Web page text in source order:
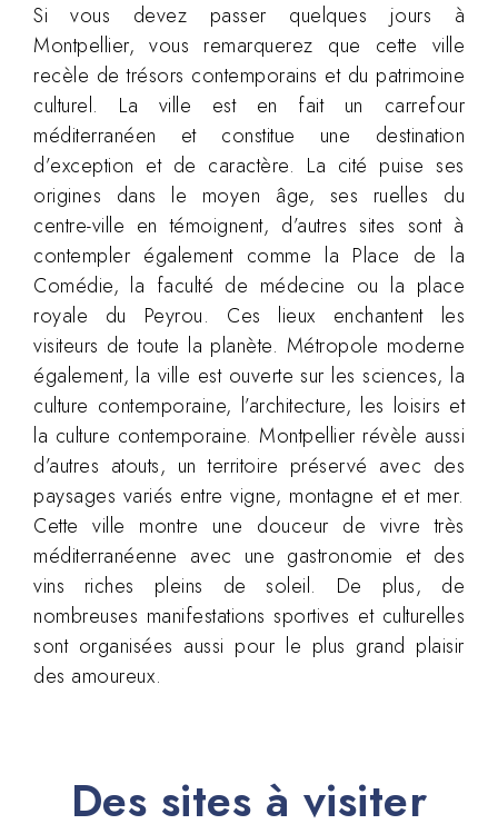
Si vous devez passer quelques jours à
Montpellier, vous remarquerez que cette ville
recèle de trésors contemporains et du patrimoine
culturel. La ville est en fait un carrefour
méditerranéen et constitue une destination
d’exception et de caractère. La cité puise ses
origines dans le moyen âge, ses ruelles du
centre-ville en témoignent, d’autres sites sont à
contempler également comme la Place de la
Comédie, la faculté de médecine ou la place
royale du Peyrou. Ces lieux enchantent les
visiteurs de toute la planète. Métropole moderne
également, la ville est ouverte sur les sciences, la
culture contemporaine, l’architecture, les loisirs et
la culture contemporaine. Montpellier révèle aussi
d’autres atouts, un territoire préservé avec des
paysages variés entre vigne, montagne et et mer.
Cette ville montre une douceur de vivre très
méditerranéenne avec une gastronomie et des
vins riches pleins de soleil. De plus, de
nombreuses manifestations sportives et culturelles
sont organisées aussi pour le plus grand plaisir
des amoureux.
Des sites à visiter